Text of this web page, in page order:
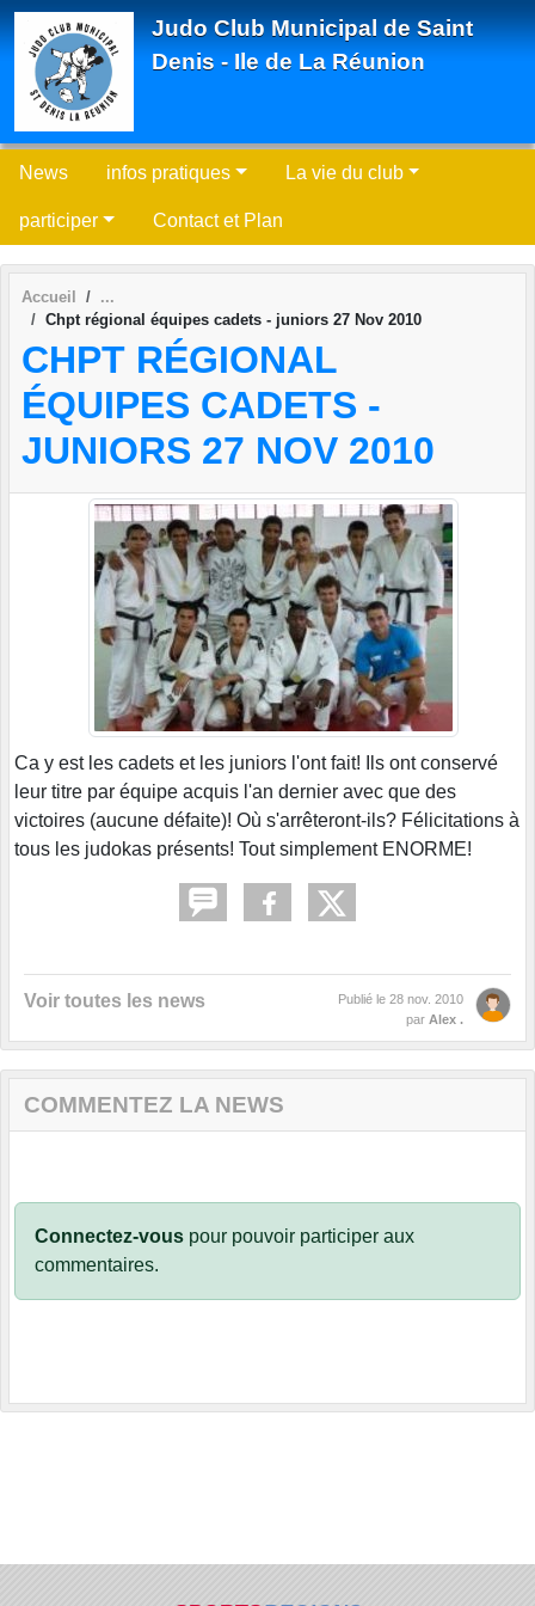
Judo Club Municipal de Saint
Denis - Ile de La Réunion
News infos pratiques La vie du club
participer Contact et Plan
Accueil
Chpt régional équipes cadets - juniors 27 Nov 2010
CHPT RÉGIONAL
ÉQUIPES CADETS -
JUNIORS 27 NOV 2010
Ca y est les cadets et les juniors l'ont fait! Ils ont conservé
leur titre par équipe acquis l'an dernier avec que des
victoires (aucune défaite)! Où s'arrêteront-ils? Félicitations à
tous les judokas présents! Tout simplement ENORME!
Voir toutes les news Publié le 28 nov. 2010
par Alex .
COMMENTEZ LA NEWS
Connectez-vous pour pouvoir participer aux
commentaires.
Panneau de gestion des cookies